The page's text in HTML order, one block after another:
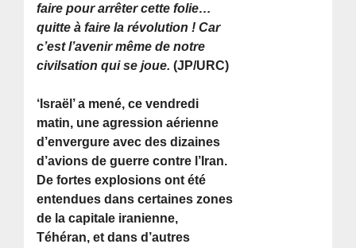
faire pour arrêter cette folie…
quitte à faire la révolution ! Car
c’est l’avenir même de notre
civilsation qui se joue. (JP/URC)
‘Israël’ a mené, ce vendredi
matin, une agression aérienne
d’envergure avec des dizaines
d’avions de guerre contre l’Iran.
De fortes explosions ont été
entendues dans certaines zones
de la capitale iranienne,
Téhéran, et dans d’autres